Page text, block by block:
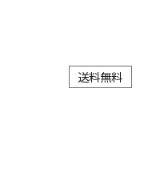
送料無料